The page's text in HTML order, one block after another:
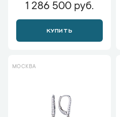
1 286 500 руб.
КУПИТЬ
МОСКВА